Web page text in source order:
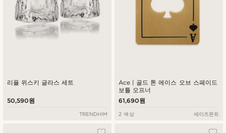
리플 위스키 글라스 세트
50,590원
TRENDHIM
Ace | 골드 톤 에이스 오브 스페이드
보틀 오프너
61,690원
2 색상 세이즈몬트